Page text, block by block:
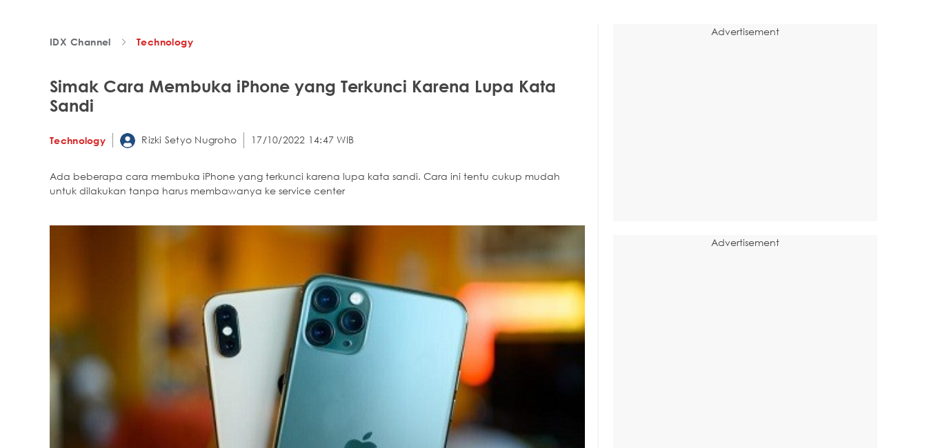
IDX Channel Technology
Simak Cara Membuka iPhone yang Terkunci Karena Lupa Kata
Sandi
Technology Rizki Setyo Nugroho 17/10/2022 14:47 WIB
Ada beberapa cara membuka iPhone yang terkunci karena lupa kata sandi. Cara ini tentu cukup mudah
untuk dilakukan tanpa harus membawanya ke service center
Advertisement
Advertisement